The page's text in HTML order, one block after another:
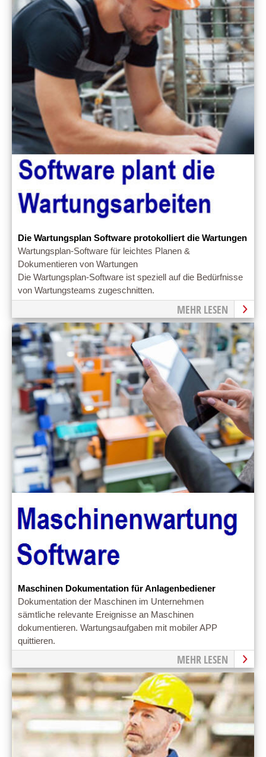
Die Wartungsplan Software protokolliert die Wartungen
Wartungsplan-Software für leichtes Planen &
Dokumentieren von Wartungen
Die Wartungsplan-Software ist speziell auf die Bedürfnisse
von Wartungsteams zugeschnitten.
MEHR LESEN
Maschinen Dokumentation für Anlagenbediener
Dokumentation der Maschinen im Unternehmen
sämtliche relevante Ereignisse an Maschinen
dokumentieren. Wartungsaufgaben mit mobiler APP
quittieren.
MEHR LESEN